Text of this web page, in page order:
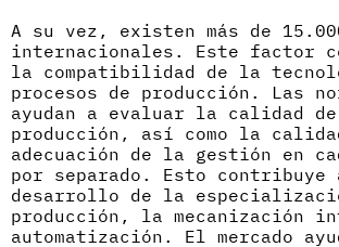
A su vez, existen más de
internacionales. Este factor
la compatibilidad de la
procesos de producción. Las
ayudan a evaluar la calidad
producción, así como la
adecuación de la gestión en
por separado. Esto contribuye
desarrollo de la
producción, la mecanización
automatización. El mercado